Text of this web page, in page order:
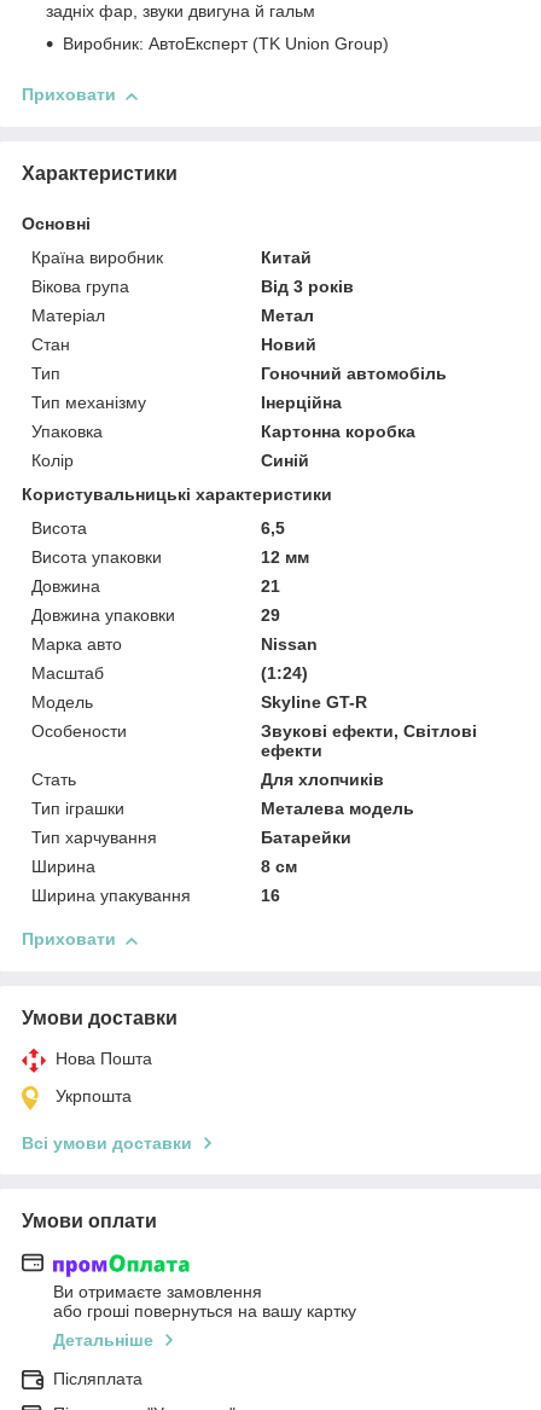
задніх фар, звуки двигуна й гальм
Виробник: АвтоЕксперт (TK Union Group)
Приховати
Характеристики
Основні
Країна виробник
Китай
Вікова група
Від 3 років
Матеріал
Метал
Стан
Новий
Тип
Гоночний автомобіль
Тип механізму
Інерційна
Упаковка
Картонна коробка
Колір
Синій
Користувальницькі характеристики
Висота
6,5
Висота упаковки
12 мм
Довжина
21
Довжина упаковки
29
Марка авто
Nissan
Масштаб
(1:24)
Мoдель
Skyline GT-R
Особености
Звукові ефекти, Світлові
ефекти
Стать
Для хлопчиків
Тип іграшки
Металева модель
Тип харчування
Батарейки
Ширина
8 см
Ширина упакування
16
Приховати
Умови доставки
Нова Пошта
Укрпошта
Всі умови доставки
Умови оплати
Ви отримаєте замовлення
або гроші повернуться на вашу картку
Детальніше
Післяплата